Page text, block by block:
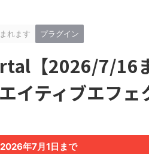
れます プラグイン
【2026/7/16
イティブエフェ
年7月1日まで